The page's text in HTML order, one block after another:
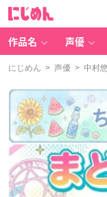
作品名 声優
にじめん > 声優 > 中村